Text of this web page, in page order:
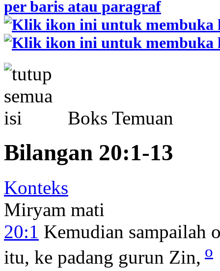
Boks Temuan
Bilangan 20:1-13
Konteks
Miryam mati
20:1 Kemudian sampailah
itu, ke padang gurun Zin, o